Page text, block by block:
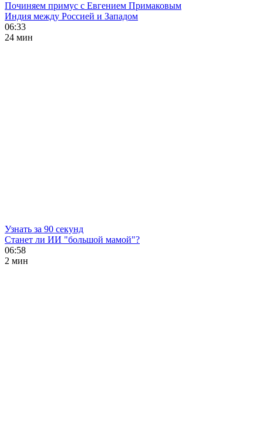
Починяем примус с Евгением Примаковым
Индия между Россией и Западом
06:33
24 мин
Узнать за 90 секунд
Станет ли ИИ "большой мамой"?
06:58
2 мин